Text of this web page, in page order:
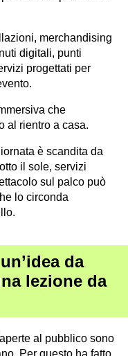
merchandising
digitali, punti
progettati per
che
al rientro a casa.
è scandita da
il sole, servizi
sul palco può
lo circonda
da
lezione da
al pubblico sono
Per questo ha fatto